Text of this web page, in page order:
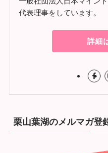
代表理事をしています。
詳細
栗山葉湖のメルマガ登